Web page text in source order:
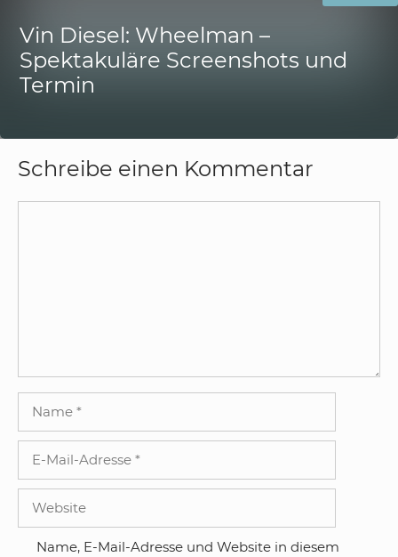
Vin Diesel: Wheelman –
Spektakuläre Screenshots und
Termin
Schreibe einen Kommentar
Adresse
Name, E-Mail-Adresse und Website in diesem